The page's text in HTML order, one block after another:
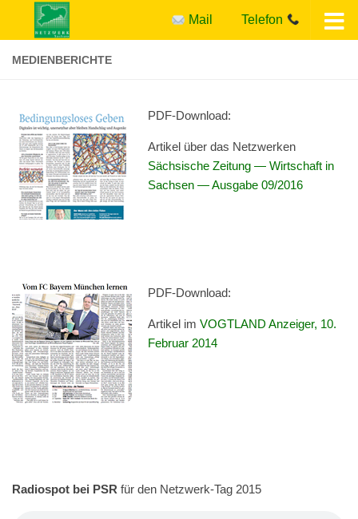
Zum Inhalt springen Mail Telefon
MEDIENBERICHTE
PDF-Down­load:
Arti­kel über das Netz­wer­ken
Säch­sis­che Zeitung — Wirtschaft in
Sach­sen — Aus­gabe 09/2016
PDF-Down­load:
Artikel im VOGTLAND Anzeiger, 10.
Feb­ru­ar 2014
Radiospot bei PSR für den Net­zw­erk-Tag 2015